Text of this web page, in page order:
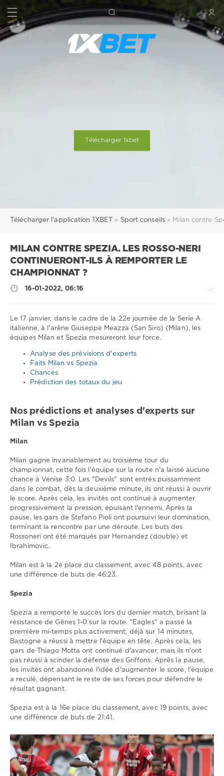
RECHERCHE
Télécharger 1xbet
Télécharger l'application 1XBET » Sport conseils » Milan contre
MILAN CONTRE SPEZIA. LES ROSSO-NERI
CONTINUERONT-ILS À REMPORTER LE
CHAMPIONNAT ?
16-01-2022, 06:16
conseils
Pronostics
de
1xbet
1
Milan,
Spezia,
Serie
A
Le 17 janvier, dans le cadre de la 22e journée de la Serie A
italienne, à l'arène Giuseppe Meazza (San Siro) (Milan), les
équipes Milan et Spezia mesureront leur force.
Analyse des prévisions d'experts
Faits Milan vs Spezia
Chances
Prédiction des totaux du jeu
Nos prédictions et analyses d'experts sur
Milan vs Spezia
Milan
Milan gagne invariablement au troisième tour du
championnat, cette fois l'équipe sur la route n'a laissé aucune
chance à Venise 3:0. Les "Devils" sont entrés puissamment
dans le combat, dès la deuxième minute, ils ont réussi à ouvrir
le score. Après cela, les invités ont continué à augmenter
progressivement la pression, épuisant l'ennemi. Après la
pause, les gars de Stefano Pioli ont poursuivi leur domination,
terminant la rencontre par une déroute. Les buts des
Rossoneri ont été marqués par Hernandez (double) et
Ibrahimovic.
Milan est à la 2e place du classement, avec 48 points, avec
une différence de buts de 46:23.
Spezia
Spezia a remporté le succès lors du dernier match, brisant la
résistance de Gênes 1-0 sur la route. "Eagles" a passé la
première mi-temps plus activement, déjà sur 14 minutes,
Bastogne a réussi à mettre l'équipe en tête. Après cela, les
gars de Thiago Motta ont continué d'avancer, mais ils n'ont
pas réussi à scinder la défense des Griffons. Après la pause,
les invités ont abandonné l'idée d'augmenter le score, l'équipe
a reculé, dépensant le reste de ses forces pour défendre le
résultat gagnant.
Spezia est à la 16e place du classement, avec 19 points, avec
une différence de buts de 21:41.